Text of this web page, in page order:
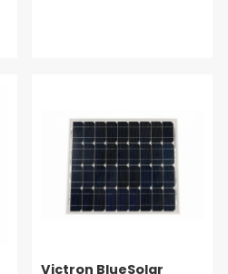
Victron BlueSolar